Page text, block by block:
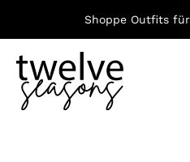
springen
Shoppe Outfits